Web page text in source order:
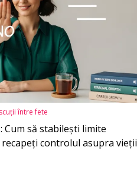
între fete
Cum să stabilești limite
controlul asupra vieții